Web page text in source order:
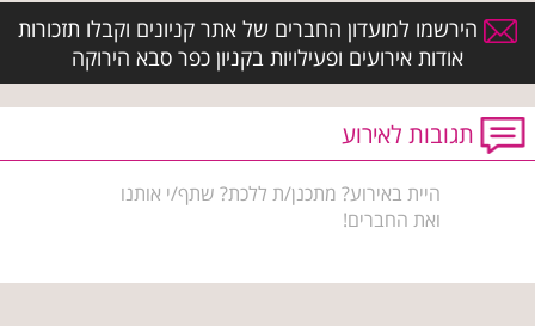
הירשמו למועדון החברים של אתר קניונים וקבלו תזכורות
אודות אירועים ופעילויות בקניון כפר סבא הירוקה
תגובות לאירוע
היית באירוע? מתכנן/ת ללכת? שתף/י אותנו
ואת החברים!